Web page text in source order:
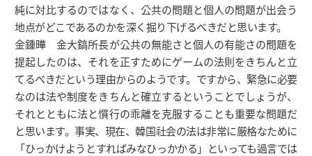
純に対比するのではなく、公共の問題と個人の問題が出会う
地点がどこであるのかを深く掘り下げるべきだと思います。
金鍾曄 金大鎬所長が公共の無能さと個人の有能さの問題を
提起したのは、それを正すためにゲームの法則をきちんと立
てるべきだという理由からのようです。ですから、緊急に必要
なのは法や制度をきちんと確立するということでしょうが、
それとともに法と慣行の乖離を克服することも重要な問題だ
と思います。事実、現在、韓国社会の法は非常に厳格なために
「ひっかけようとすればみなひっかかる」といっても過言では